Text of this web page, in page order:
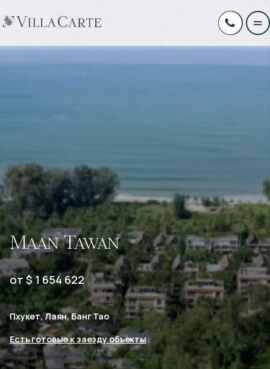
Maan Tawan
от $ 1 654 622
Пхукет, Лаян, Банг Тао
Есть готовые к заезду объекты